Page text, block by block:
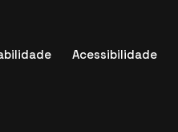
Acessibilidade